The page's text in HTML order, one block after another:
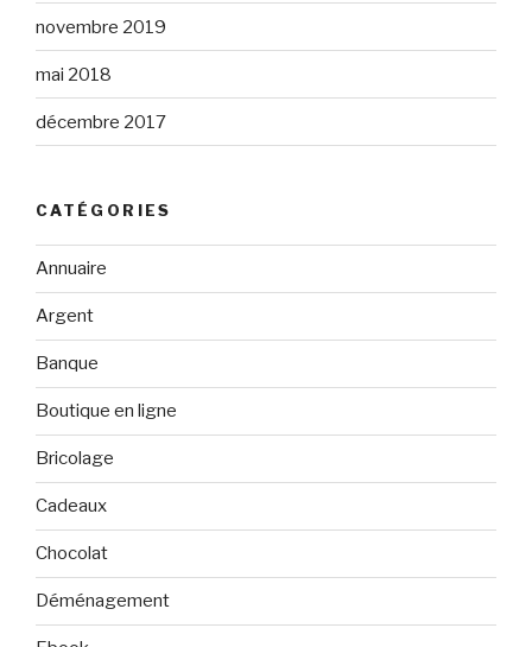
novembre 2019
mai 2018
décembre 2017
CATÉGORIES
Annuaire
Argent
Banque
Boutique en ligne
Bricolage
Cadeaux
Chocolat
Déménagement